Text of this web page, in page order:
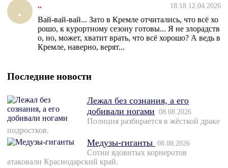
. .. 18:18 12.04.2026
Вай-вай-вай... Зато в Кремле отчитались, что всё хо
рошо, к курортному сезону готовы... Я не злорадств
о, но, может, хватит врать, что всё хорошо? А ведь в
Кремле, наверно, верят...
Последние новости
Лежал без сознания, а его
добивали ногами 08.08.2026
Полиция разбирается в жёсткой драке
подростков.
Медузы-гиганты 08.08.2026
Сотни ядовитых корнеротов
атаковали Краснодарский край.